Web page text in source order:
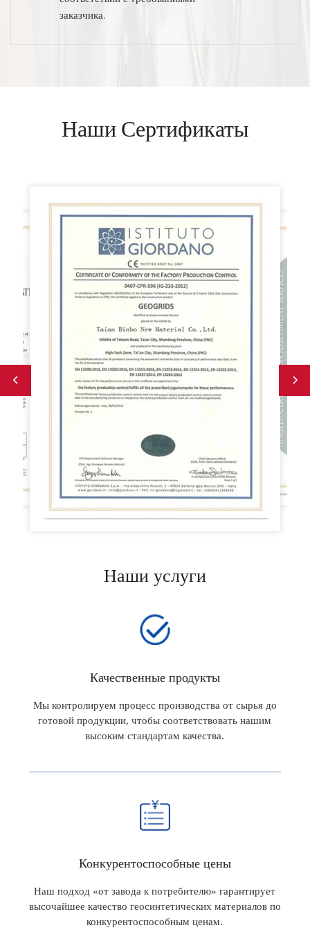
заказчика.
Наши Сертификаты
Наши услуги
Качественные продукты
Мы контролируем процесс производства от сырья до
готовой продукции, чтобы соответствовать нашим
высоким стандартам качества.
Конкурентоспособные цены
Наш подход «от завода к потребителю» гарантирует
высочайшее качество геосинтетических материалов по
конкурентоспособным ценам.